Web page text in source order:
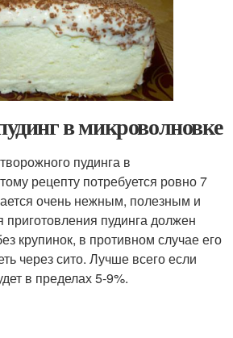
в микроволновке
пудинга в
рецепту потребуется ровно 7
очень нежным, полезным и
приготовления пудинга должен
крупинок, в противном случае его
через сито. Лучше всего если
в пределах 5-9%.